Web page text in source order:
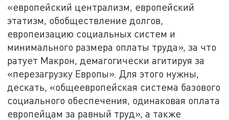
«европейский централизм, европейский
этатизм, обобществление долгов,
европеизацию социальных систем и
минимального размера оплаты труда», за что
ратует Макрон, демагогически агитируя за
«перезагрузку Европы». Для этого нужны,
дескать, «общеевропейская система базового
социального обеспечения, одинаковая оплата
европейцам за равный труд», а также